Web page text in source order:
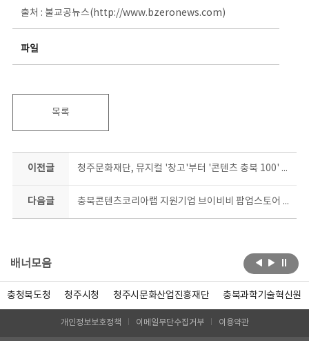
출처 : 불교공뉴스(http://www.bzeronews.com)
파일
목록
이전글 청주문화재단, 뮤지컬 '창고'부터 '콘텐츠 충북 100' 북콘서트까지
다음글 충북콘텐츠코리아랩 지원기업 브이비비 팝업스토어 현백서 만난다
배너모음
충청북도청 청주시청 청주시문화산업진흥재단 충북과학기술혁신원
개인정보보호정책 이메일무단수집거부 이용약관